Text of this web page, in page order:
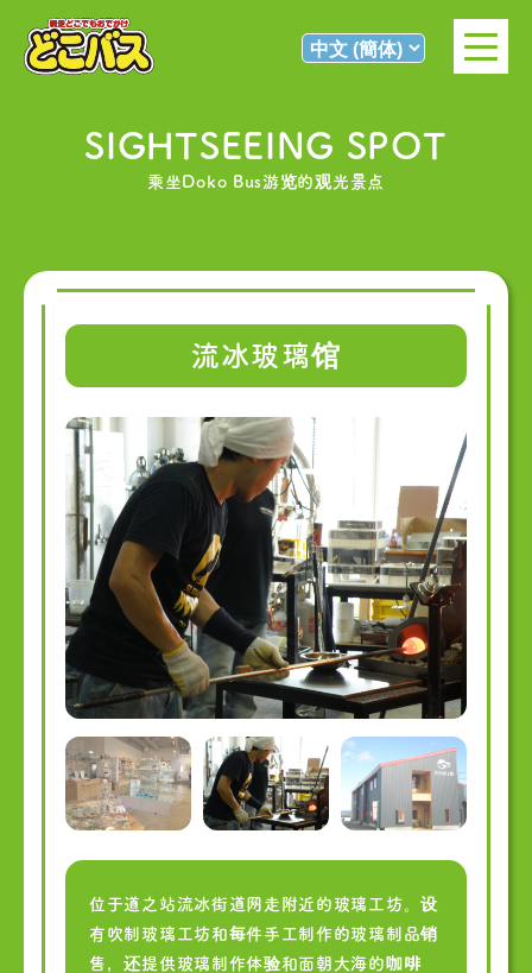
SIGHTSEEING SPOT
乘坐Doko Bus游览的观光景点
流冰玻璃馆
位于道之站流冰街道网走附近的玻璃工坊。设
有吹制玻璃工坊和每件手工制作的玻璃制品销
售，还提供玻璃制作体验和面朝大海的咖啡